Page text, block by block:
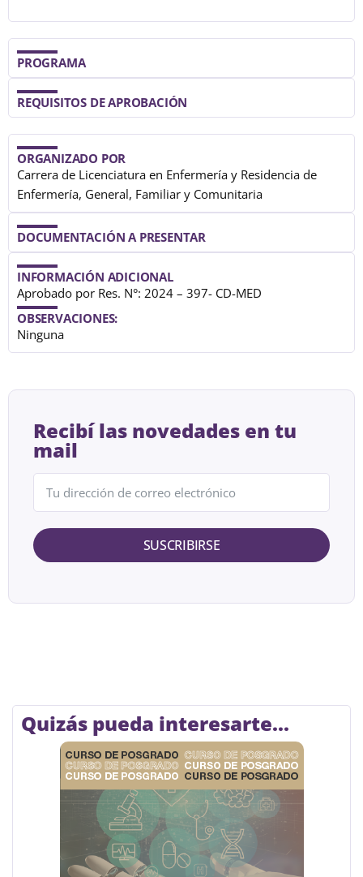
PROGRAMA
REQUISITOS DE APROBACIÓN
ORGANIZADO POR
Carrera de Licenciatura en Enfermería y Residencia de
Enfermería, General, Familiar y Comunitaria
DOCUMENTACIÓN A PRESENTAR
INFORMACIÓN ADICIONAL
Aprobado por Res. N°: 2024 – 397- CD-MED
OBSERVACIONES:
Ninguna
Recibí las novedades en tu
mail
SUSCRIBIRSE
Quizás pueda interesarte...